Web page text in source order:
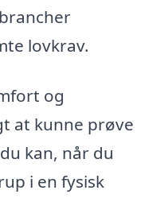
lovkrav.
og
at kunne prøve
kan, når du
i en fysisk